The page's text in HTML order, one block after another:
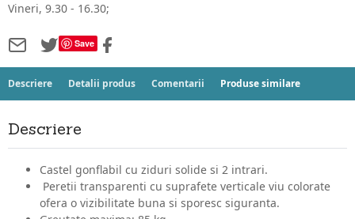
Vineri, 9.30 - 16.30;
Save
Descriere Detalii produs Comentarii Produse similare
Descriere
Castel gonflabil cu ziduri solide si 2 intrari.
Peretii transparenti cu suprafete verticale viu colorate
ofera o vizibilitate buna si sporesc siguranta.